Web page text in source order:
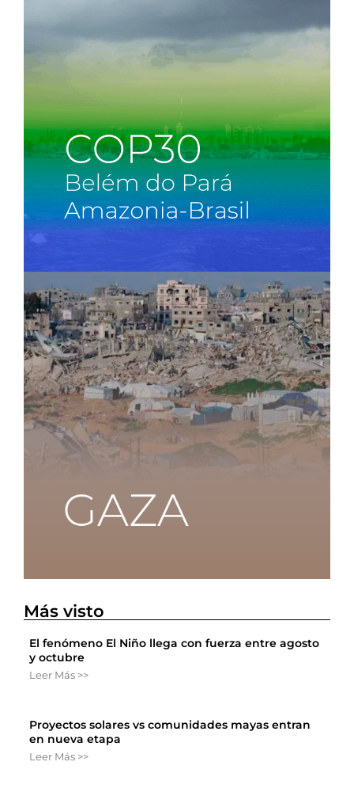
Más visto
El fenómeno El Niño llega con fuerza entre agosto
y octubre
Leer Más >>
Proyectos solares vs comunidades mayas entran
en nueva etapa
Leer Más >>